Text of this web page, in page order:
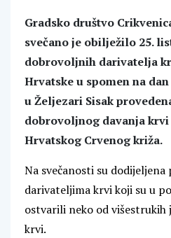
Gradsko društvo
svečano je obilježilo 25.
dobrovoljnih darivatelja
Hrvatske u spomen na
u Željezari Sisak
dobrovoljnog davanja
Hrvatskog Crvenog križa.
Na svečanosti su
darivateljima krvi koji su u
ostvarili neko od
krvi.